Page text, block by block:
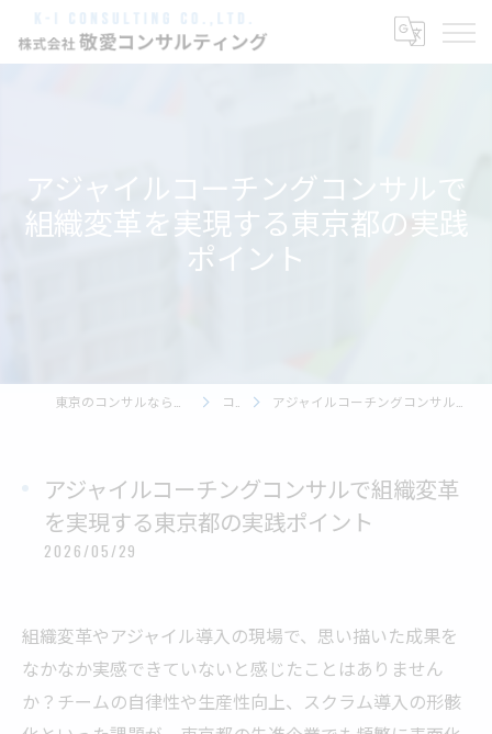
アジャイルコーチングコンサルで
組織変革を実現する東京都の実践
ポイント
コラム アジャイルコーチングコンサルで組織変革を実現する東京都の実践ポイント
アジャイルコーチングコンサルで組織変革
を実現する東京都の実践ポイント
2026/05/29
組織変革やアジャイル導入の現場で、思い描いた成果を
なかなか実感できていないと感じたことはありません
か？チームの自律性や生産性向上、スクラム導入の形骸